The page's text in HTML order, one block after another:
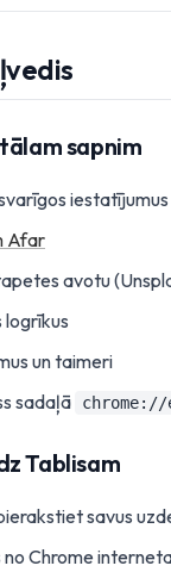
sapnim
iestatījumus
Afar
avotu
un taimeri
sadaļā
chrome://
Tablisam
savus
no Chrome